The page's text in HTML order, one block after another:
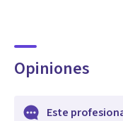
Opiniones
Este